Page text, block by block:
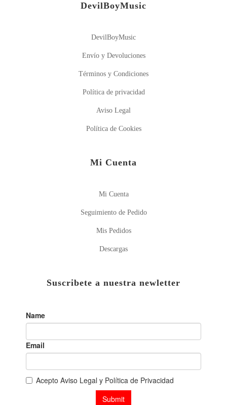
DevilBoyMusic
DevilBoyMusic
Envío y Devoluciones
Términos y Condiciones
Política de privacidad
Aviso Legal
Política de Cookies
Mi Cuenta
Mi Cuenta
Seguimiento de Pedido
Mis Pedidos
Descargas
Suscribete a nuestra newletter